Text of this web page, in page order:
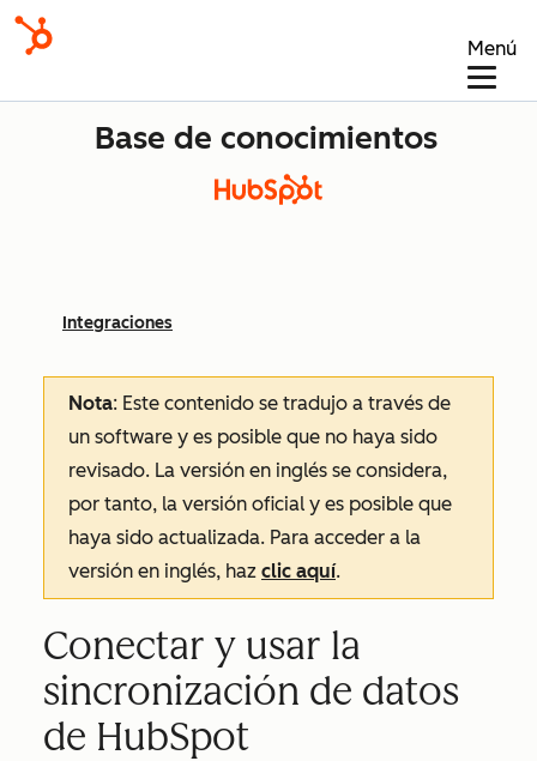
Menú
Base de conocimientos
Integraciones
Nota: Este contenido se tradujo a través de
un software y es posible que no haya sido
revisado. La versión en inglés se considera,
por tanto, la versión oficial y es posible que
haya sido actualizada. Para acceder a la
versión en inglés, haz clic aquí.
Conectar y usar la
sincronización de datos
de HubSpot